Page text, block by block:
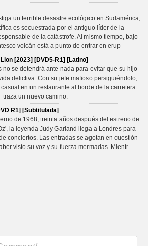
un terrible desastre ecológico en Sudamérica,
es secuestrada por el antiguo líder de la
de la catástrofe. Al mismo tiempo, bajo
volcán está a punto de entrar en erup
[2023] [DVD5-R1] [Latino]
no se detendrá ante nada para evitar que su hijo
delictiva. Con su jefe mafioso persiguiéndolo,
en un restaurante al borde de la carretera
traza un nuevo camino.
R1] [Subtitulada]
de 1968, treinta años después del estreno de
la leyenda Judy Garland llega a Londres para
conciertos. Las entradas se agotan en cuestión
visto su voz y su fuerza mermadas. Mientr